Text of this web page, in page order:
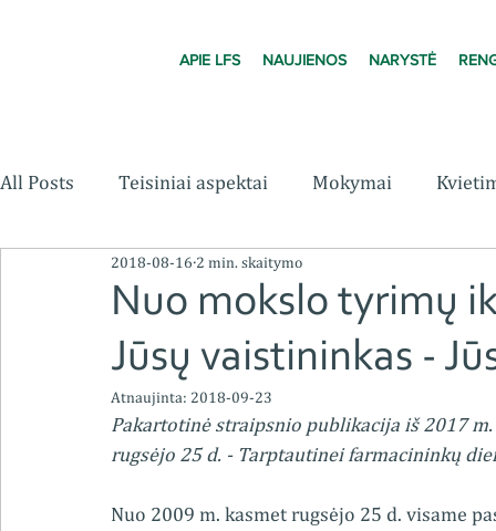
APIE LFS NAUJIENOS NARYSTĖ
All Posts Teisiniai aspektai Mokymai
Nuo mokslo tyrimų
Jūsų vaistininkas -
2018-08-16 2 min. skaitymo
Atnaujinta: 2018-09-23
Pakartotinė straipsnio publikacija iš 2017
rugsėjo 25 d. - Tarptautinei farmacininkų
Nuo 2009 m. kasmet rugsėjo 25 d. visame